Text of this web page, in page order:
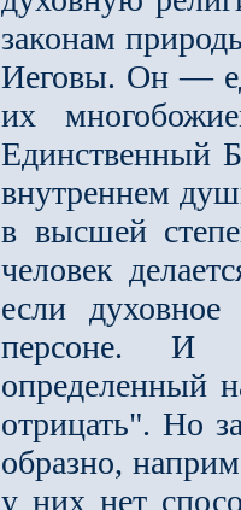
законам
Иеговы. Он —
их
Единственный
внутреннем
в высшей
человек
если
персоне. И
определенный
отрицать". Но
образно,
у них нет